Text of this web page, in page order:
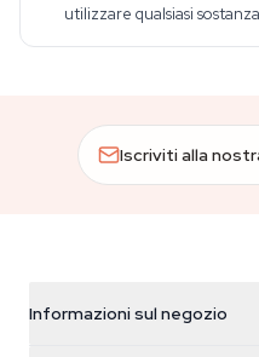
utilizzare qualsiasi
Iscriviti alla
Informazioni sul negozio